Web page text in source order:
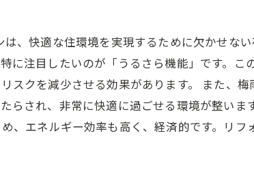
、快適な住環境を実現するために欠かせな
に注目したいのが「うるさら機能」です。こ
スクを減少させる効果があります。 また、
され、非常に快適に過ごせる環境が整いま
、エネルギー効率も高く、経済的です。リ